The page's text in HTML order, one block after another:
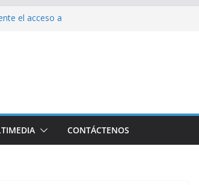
el acceso a
hostilidad de EEUU
CONTÁCTENOS